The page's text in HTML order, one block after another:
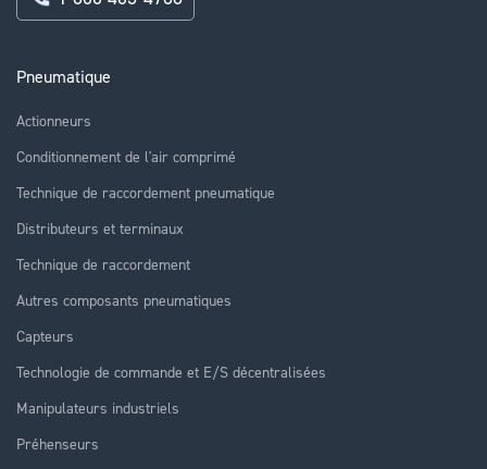
Pneumatique
Actionneurs
Conditionnement de l'air comprimé
Technique de raccordement pneumatique
Distributeurs et terminaux
Technique de raccordement
Autres composants pneumatiques
Capteurs
Technologie de commande et E/S décentralisées
Manipulateurs industriels
Préhenseurs